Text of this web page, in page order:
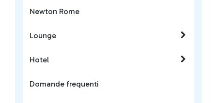
Newton Rome
Lounge
Hotel
Domande frequenti